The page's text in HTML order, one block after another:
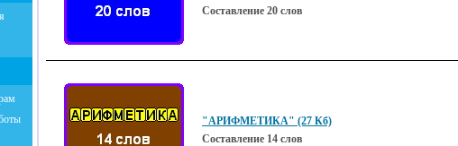
Составление 20 слов
"АРИФМЕТИКА" (27 Кб)
Составление 14 слов